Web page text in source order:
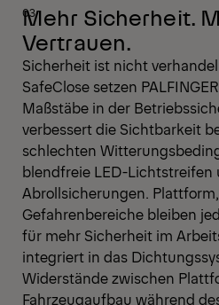
Mehr Sicherheit.
Vertrauen.
Sicherheit ist nicht
SafeClose setzen
Maßstäbe in der
verbessert die Sichtbarkeit
schlechten
blendfreie LED-
Abrollsicherungen.
Gefahrenbereiche bleiben
für mehr Sicherheit im
integriert in das
Widerstände zwischen
Fahrzeugaufbau während